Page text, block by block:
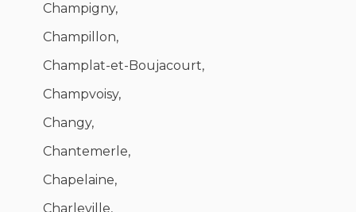
Champigny,
Champillon,
Champlat-et-Boujacourt,
Champvoisy,
Changy,
Chantemerle,
Chapelaine,
Charleville,